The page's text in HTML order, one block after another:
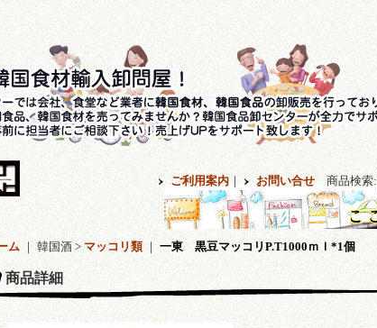
ご利用案内 ｜ お問い合せ 商品検索:
ム ｜ 韓国酒 > マッコリ類｜ 一東 黒豆マッコリP.T1000ｍｌ*1個
商品詳細